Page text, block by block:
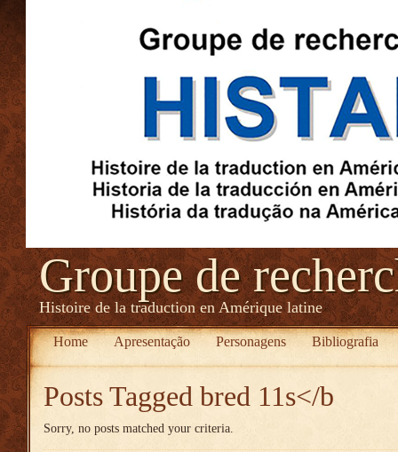
Groupe de
Histoire de la traduction en Amérique latine
Home Apresentação Personagens Bibliografia
Posts Tagged bred 11s</b
Sorry, no posts matched your criteria.